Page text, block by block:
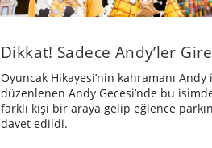
Dikkat! Sadece Andy’ler
Oyuncak Hikayesi’nin kahramanı Andy
düzenlenen Andy Gecesi’nde bu
farklı kişi bir araya gelip eğlence
davet edildi.